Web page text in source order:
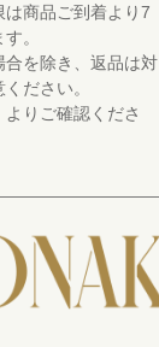
商品ご到着より7
。
を除き、返品は対
ださい。
りご確認くださ